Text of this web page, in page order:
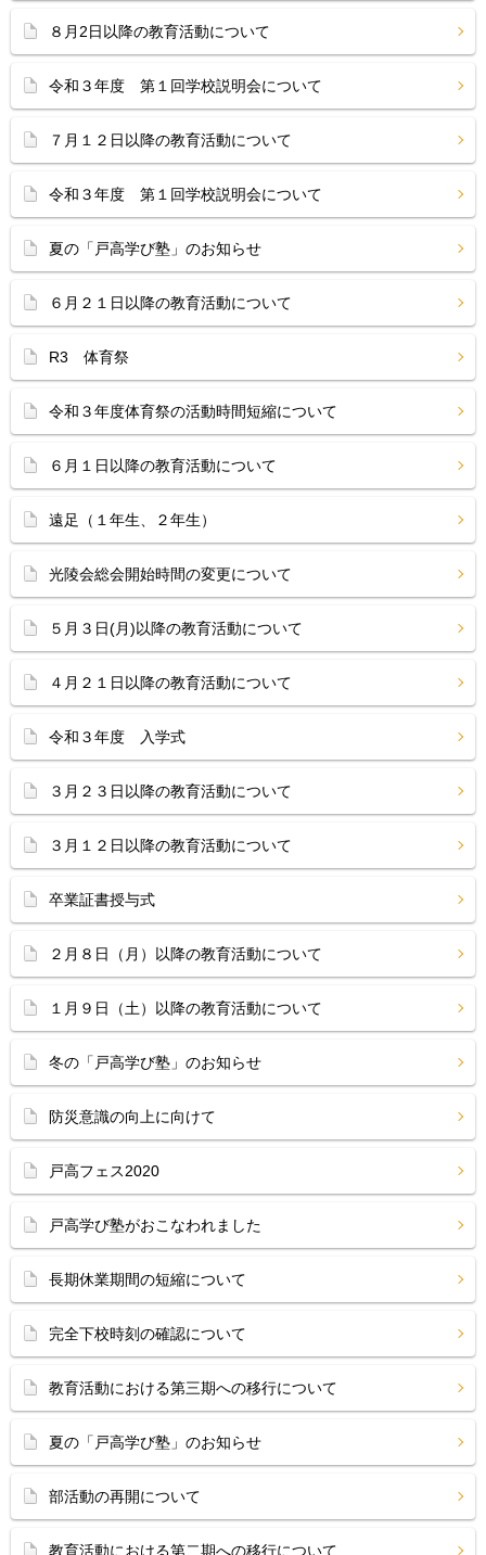
８月2日以降の教育活動について
令和３年度 第１回学校説明会について
７月１２日以降の教育活動について
令和３年度 第１回学校説明会について
夏の「戸高学び塾」のお知らせ
６月２１日以降の教育活動について
R3 体育祭
令和３年度体育祭の活動時間短縮について
６月１日以降の教育活動について
遠足（１年生、２年生）
光陵会総会開始時間の変更について
５月３日(月)以降の教育活動について
４月２１日以降の教育活動について
令和３年度 入学式
３月２３日以降の教育活動について
３月１２日以降の教育活動について
卒業証書授与式
２月８日（月）以降の教育活動について
１月９日（土）以降の教育活動について
冬の「戸高学び塾」のお知らせ
防災意識の向上に向けて
戸高フェス2020
戸高学び塾がおこなわれました
長期休業期間の短縮について
完全下校時刻の確認について
教育活動における第三期への移行について
夏の「戸高学び塾」のお知らせ
部活動の再開について
教育活動における第二期への移行について